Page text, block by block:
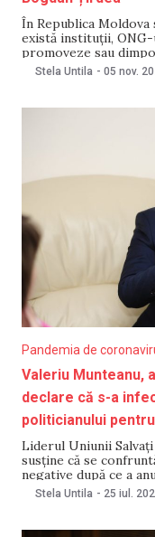
În Republica
există instituții, ONG-
promoveze sau
Este concluzia
Stela Untila - 05 nov.
Pandemia de
Valeriu Munteanu,
declare că s-a
politicianului
Liderul Uniunii Salvați
susține că se
negative după ce a
pozitiv cu COVID-19.
Stela Untila - 25 iul.